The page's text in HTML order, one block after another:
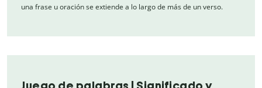
una frase u oración se extiende a lo largo de más de un verso.